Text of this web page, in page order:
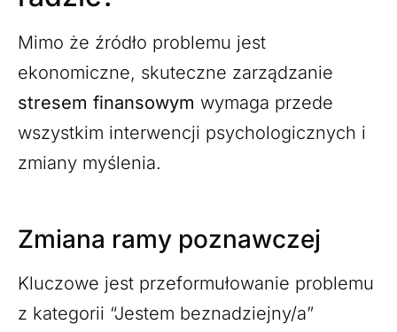
Mimo że źródło problemu jest
ekonomiczne, skuteczne zarządzanie
stresem finansowym wymaga przede
wszystkim interwencji psychologicznych i
zmiany myślenia.
Zmiana ramy poznawczej
Kluczowe jest przeformułowanie problemu
z kategorii “Jestem beznadziejny/a”